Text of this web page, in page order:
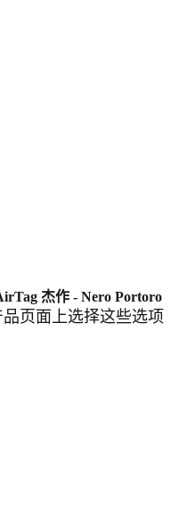
杰作 - Nero Portoro
页面上选择这些选项